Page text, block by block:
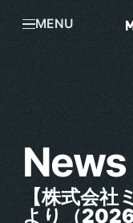
MENU
【株式会
より（
News